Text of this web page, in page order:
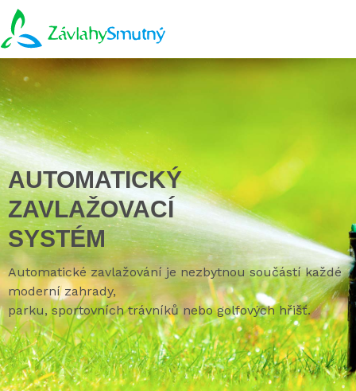
AUTOMATICKÝ
ZAVLAŽOVACÍ
SYSTÉM
Automatické zavlažování je nezbytnou součástí každé
moderní zahrady,
parku, sportovních trávníků nebo golfových hřišť.